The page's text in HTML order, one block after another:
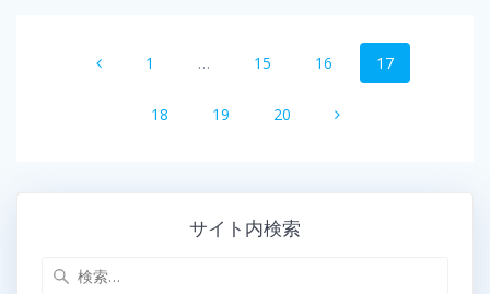
1 … 15 16 17
18 19 20
サイト内検索